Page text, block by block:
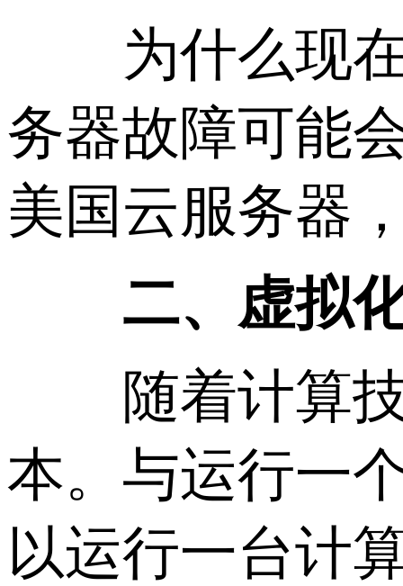
为什么现在
务器故障可能
美国云服务器
二、虚拟化
随着计算技
本。与运行一
以运行一台计